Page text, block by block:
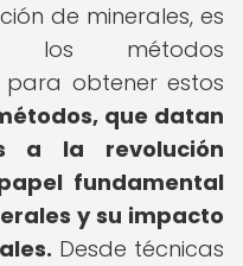
de minerales, es
los métodos
para obtener estos
que datan
a la revolución
fundamental
y su impacto
Desde técnicas